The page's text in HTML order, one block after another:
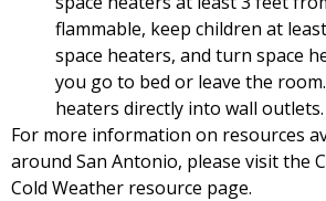
flammable, keep children at
space heaters, and turn space
you go to bed or leave the
heaters directly into wall outlets.
For more information on resources
around San Antonio, please visit the
Cold Weather resource page.